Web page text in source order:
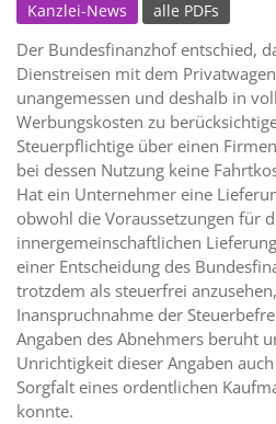
Kanzlei-News alle PDFs
Der Bundesfinanzhof entschied,
Dienstreisen mit dem
unangemessen und deshalb in
Werbungskosten zu
Steuerpflichtige über einen
bei dessen Nutzung keine
Hat ein Unternehmer eine
obwohl die Voraussetzungen für
innergemeinschaftlichen
einer Entscheidung des
trotzdem als steuerfrei
Inanspruchnahme der
Angaben des Abnehmers beruht
Unrichtigkeit dieser Angaben
Sorgfalt eines ordentlichen
konnte.